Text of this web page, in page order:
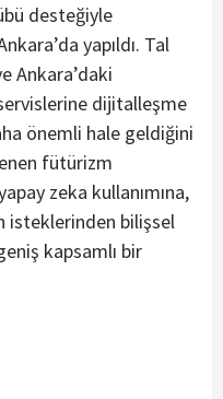
desteğiyle
yapıldı. Tal
Ankara’daki
dijitalleşme
önemli hale geldiğini
fütürizm
zeka kullanımına,
isteklerinden bilişsel
kapsamlı bir